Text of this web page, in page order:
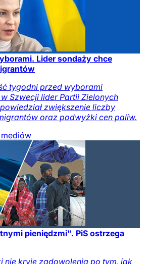
Lider sondaży chce
tygodni przed wyborami
Szwecji lider Partii Zielonych
zwiększenie liczby
oraz podwyżki cen paliw.
pieniędzmi". PiS ostrzega
nie kryje zadowolenia po tym, jak